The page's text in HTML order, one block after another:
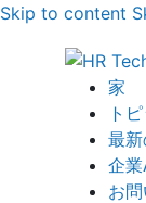
Skip to content
家
ト
最
企
お